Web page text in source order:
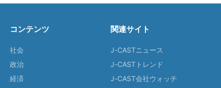
コンテンツ
社会
政治
経済
関連サイト
J-CASTニュース
J-CASTトレンド
J-CAST会社ウォッチ